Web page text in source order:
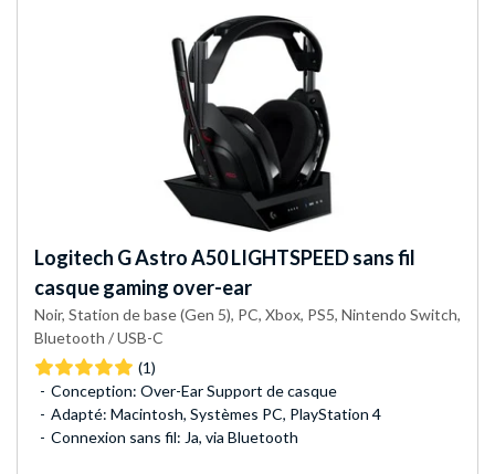
Logitech GAstro A50 LIGHTSPEED sans fil
casque gaming over-ear
Noir, Station de base (Gen 5), PC, Xbox, PS5, Nintendo Switch,
Bluetooth / USB-C
(1)
Conception: Over-Ear Support de casque
Adapté: Macintosh, Systèmes PC, PlayStation 4
Connexion sans fil: Ja, via Bluetooth